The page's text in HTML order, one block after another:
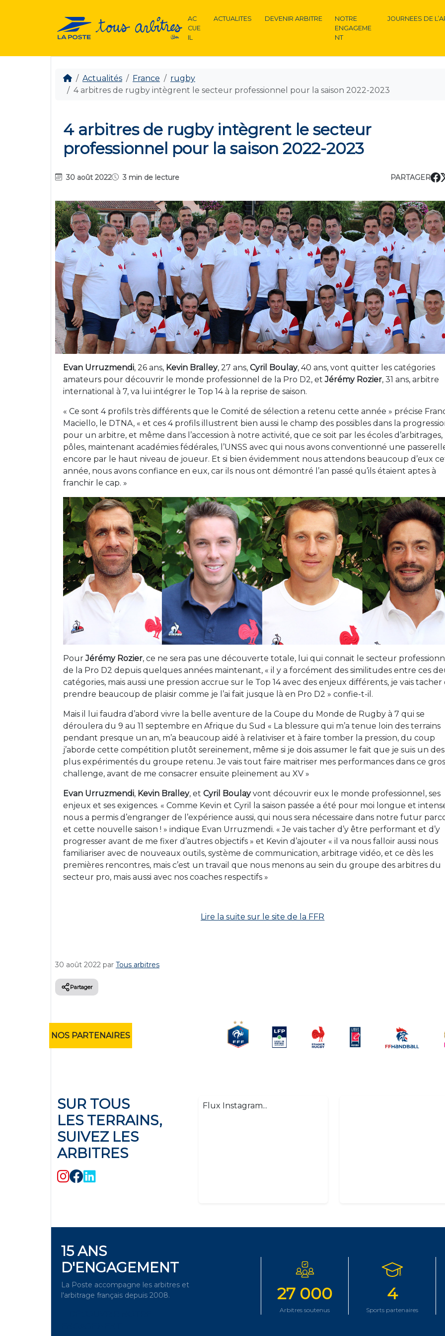
AC
CUE
IL
ACTUALITES DEVENIR ARBITRE
NOTRE
ENGAGEME
NT
JOURNEES DE
Actualités France
rugby
4 arbitres de rugby intègrent le secteur professionnel pour la saison 2022-2023
4 arbitres de rugby intègrent le secteur
professionnel pour la saison 2022-2023
30 août 2022 3 min de lecture PARTAGER
Evan Urruzmendi, 26 ans, Kevin Bralley, 27 ans, Cyril Boulay, 40 ans, vont quitter les catégories
amateurs pour découvrir le monde professionnel de la Pro D2, etJérémy Rozier, 31 ans, arbitre
international à 7, va lui intégrer le Top 14 à la reprise de saison.
« Ce sont 4 profils très différents que le Comité de sélection a retenu cette année » précise
Maciello, le DTNA, « et ces 4 profils illustrent bien aussi le champ des possibles dans la
pour un arbitre, et même dans l’accession à notre activité, que ce soit par les écoles d’arbitrages,
pôles, maintenant académies fédérales, l’UNSS avec qui nous avons conventionné une
encore par le haut niveau de joueur. Et si bien évidemment nous attendons beaucoup d’eux
année, nous avons confiance en eux, car ils nous ont démontré l’an passé qu’ils étaient aptes à
franchir le cap. »
PourJérémy Rozier, ce ne sera pas une découverte totale, lui qui connait le secteur
de la Pro D2 depuis quelques années maintenant, « il y a forcément des similitudes entre ces
catégories, mais aussi une pression accrue sur le Top 14 avec des enjeux différents, je vais tacher
prendre beaucoup de plaisir comme je l’ai fait jusque là en Pro D2 » confie-t-il.
Mais il lui faudra d’abord vivre la belle aventure de la Coupe du Monde de Rugby à 7 qui se
déroulera du 9 au 11 septembre en Afrique du Sud « La blessure qui m’a tenue loin des terrains
pendant presque un an, m’a beaucoup aidé à relativiser et à faire tomber la pression, du coup
j’aborde cette compétition plutôt sereinement, même si je dois assumer le fait que je suis un des
plus expérimentés du groupe retenu. Je vais tout faire maitriser mes performances dans ce gros
challenge, avant de me consacrer ensuite pleinement au XV »
Evan Urruzmendi, Kevin Bralley, et Cyril Boulayvont découvrir eux le monde professionnel, ses
enjeux et ses exigences. « Comme Kevin et Cyril la saison passée a été pour moi longue et
nous a permis d’engranger de l’expérience aussi, qui nous sera nécessaire dans notre futur
et cette nouvelle saison ! » indique Evan Urruzmendi. « Je vais tacher d’y être performant et d’y
progresser avant de me fixer d’autres objectifs » et Kevin d’ajouter « il va nous falloir aussi nous
familiariser avec de nouveaux outils, système de communication, arbitrage vidéo, et ce dès les
premières rencontres, mais c’est un travail que nous menons au sein du groupe des arbitres du
secteur pro, mais aussi avec nos coaches respectifs »
Lire la suite sur le site de la FFR
30 août 2022 par Tous arbitres
Partager
NOS PARTENAIRES
SUR TOUS
LES TERRAINS,
SUIVEZ LES
ARBITRES
Flux Instagram...
15 ANS
D'ENGAGEMENT
La Poste accompagne les arbitres et
l'arbitrage français depuis 2008.
27 000
Arbitres soutenus
4
Sports partenaires